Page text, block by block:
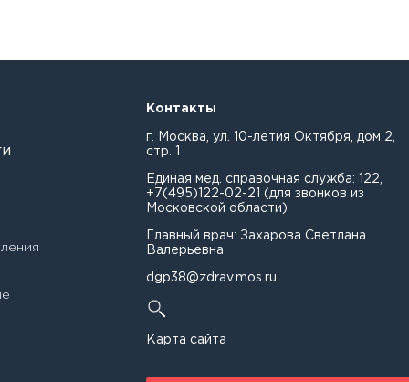
Контакты
г. Москва, ул. 10-летия Октября, дом 2,
стр. 1
Единая мед. справочная служба: 122
+7(495)122-02-21
(для звонков из
Московской области)
Главный врач: Захарова Светлана
Валерьевна
dgp38@zdrav.mos.ru
Карта сайта